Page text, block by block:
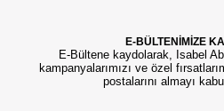
E-BÜLTENİMİZE
E-Bültene kaydolarak, Isabel
kampanyalarımızı ve özel
postalarını almayı